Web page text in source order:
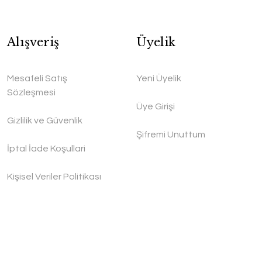
Alışveriş
Mesafeli Satış
Sözleşmesi
Gizlilik ve Güvenlik
İptal İade Koşullari
Kişisel Veriler Politikası
Üyelik
Yeni Üyelik
Üye Girişi
Şifremi Unuttum